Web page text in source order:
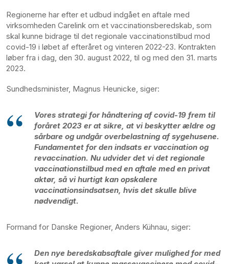
Regionerne har efter et udbud indgået en aftale med
virksomheden Carelink om et vaccinationsberedskab, som
skal kunne bidrage til det regionale vaccinationstilbud mod
covid-19 i løbet af efteråret og vinteren 2022-23. Kontrakten
løber fra i dag, den 30. august 2022, til og med den 31. marts
2023.
Sundhedsminister, Magnus Heunicke, siger:
Vores strategi for håndtering af covid-19 frem til
foråret 2023 er at sikre, at vi beskytter ældre og
sårbare og undgår overbelastning af sygehusene.
Fundamentet for den indsats er vaccination og
revaccination. Nu udvider det vi det regionale
vaccinationstilbud med en aftale med en privat
aktør, så vi hurtigt kan opskalere
vaccinationsindsatsen, hvis det skulle blive
nødvendigt.
Formand for Danske Regioner, Anders Kühnau, siger:
Den nye beredskabsaftale giver mulighed for med